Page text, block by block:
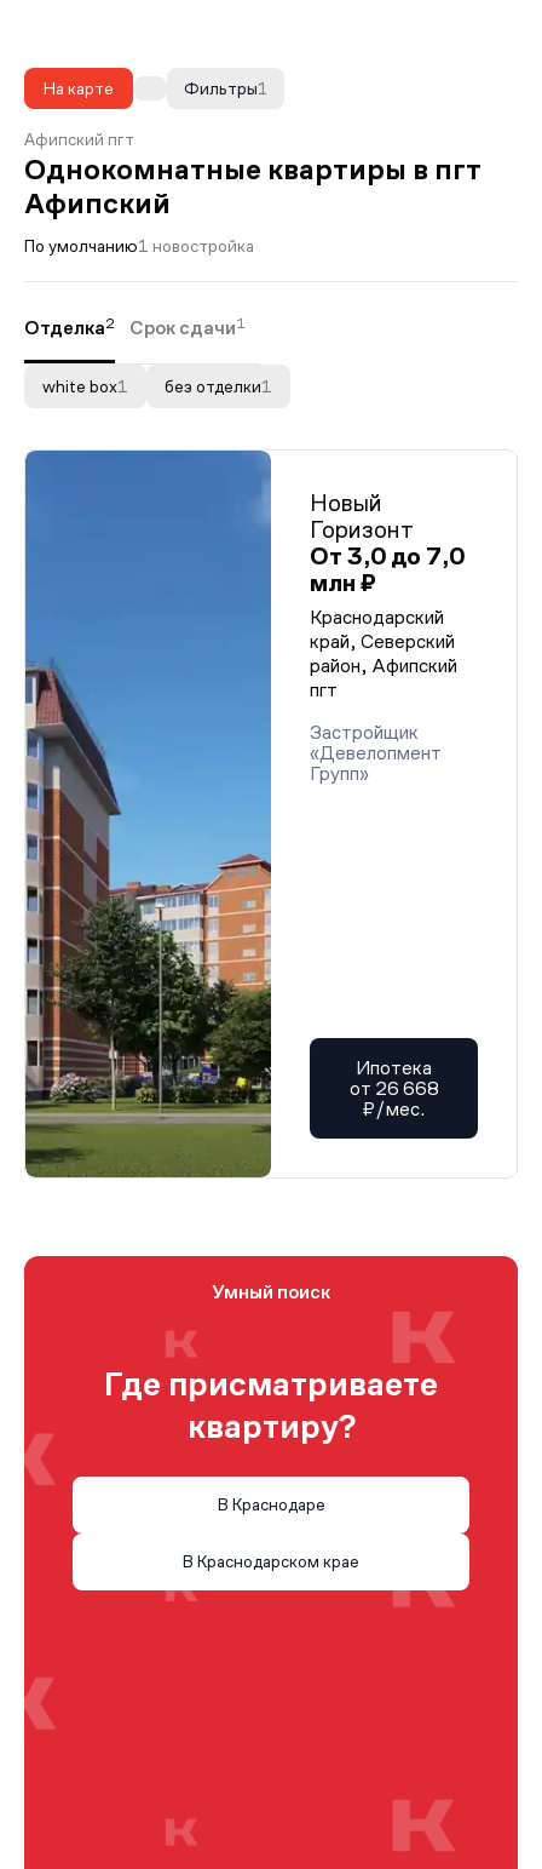
На карте 1
Фильтры
Афипский пгт
Однокомнатные квартиры в пгт
Афипский
По умолчанию1 новостройка
Отделка2 Срок сдачи1
white box1 без отделки1
Новый
Горизонт
От 3,0 до 7,0
млн ₽
Краснодарский
край, Северский
район, Афипский
пгт
Застройщик
«Девелопмент
Групп»
Ипотека
от 26 668
₽/мес.
Умный поиск
Где присматриваете
квартиру?
В Краснодаре
В Краснодарском крае